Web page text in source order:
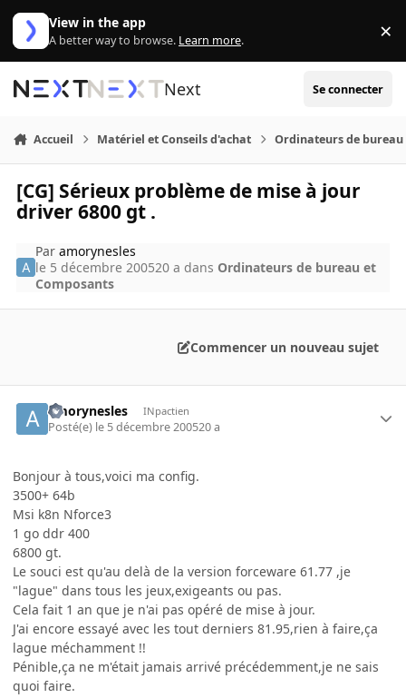
Aller au contenu
View in the app
A better way to browse. Learn more. ×
Next Se connecter
Accueil Matériel et Conseils d'achat Ordinateurs de bureau
[CG] Sérieux problème de mise à jour
driver 6800 gt .
Paramorynesles
le 5 décembre 200520 a dans Ordinateurs de bureau et
Composants
Commencer un nouveau sujet
amorynesles INpactien
Posté(e) le 5 décembre 200520 a
Bonjour à tous,voici ma config.
3500+ 64b
Msi k8n Nforce3
1 go ddr 400
6800 gt.
Le souci est qu'au delà de la version forceware 61.77 ,je
"lague" dans tous les jeux,exigeants ou pas.
Cela fait 1 an que je n'ai pas opéré de mise à jour.
J'ai encore essayé avec les tout derniers 81.95,rien à faire,ça
lague méchamment !!
Pénible,ça ne m'était jamais arrivé précédemment,je ne sais
quoi faire.